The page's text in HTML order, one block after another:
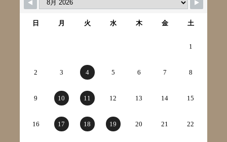
日 月 火 水 木 金 土
1
2 3 4 5 6 7 8
9 10 11 12 13 14 15
16 17 18 19 20 21 22